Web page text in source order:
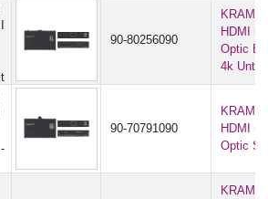
90-80256090
HDMI
Optic
4k
90-70791090
HDMI
Optic